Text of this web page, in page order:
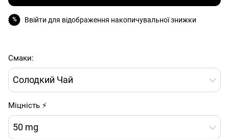
% Ввійти для відображення накопичувальної знижки
Смаки:
Солодкий Чай
Міцність ⚡
50 mg